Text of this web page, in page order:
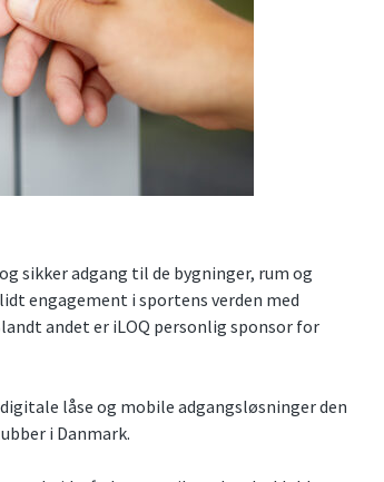
sikker adgang til de bygninger, rum og
engagement i sportens verden med
andet er iLOQ personlig sponsor for
låse og mobile adgangsløsninger den
i Danmark.